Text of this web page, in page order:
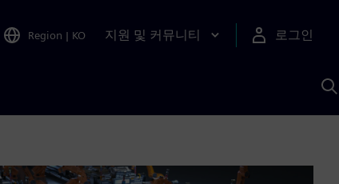
Region | KO 지원 및 커뮤니티 로그인